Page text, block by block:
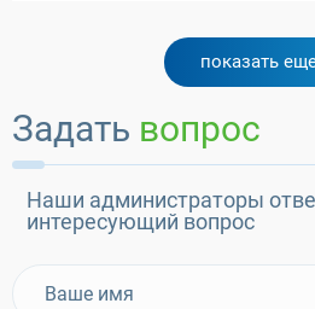
показать
Задать вопрос
Наши администраторы
интересующий вопрос